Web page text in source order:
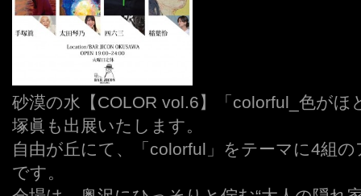
砂漠の水【COLOR vol.6】「colorful_色がほ
塚眞も出展いたします。
自由が丘にて、「colorful」をテーマに4組
です。